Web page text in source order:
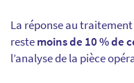
La réponse au
restemoins de 10 % de
l’analyse de la pièce